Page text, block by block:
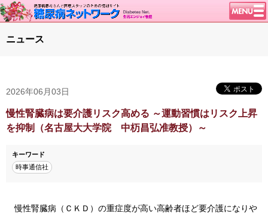
談話室BBS
糖尿病のきほん
特集・連載
腎臓の健康道
インスリンポンプ
グリコアルブミン
ニュース
2026年06月03日
慢性腎臓病は要介護リスク高める ～運動習慣はリスク上昇
を抑制（名古屋大大学院 中杤昌弘准教授）～
キーワード
時事通信社
慢性腎臓病（ＣＫＤ）の重症度が高い高齢者ほど要介護になりや